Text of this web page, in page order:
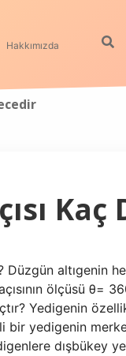
Hakkımızda
Kaç
altıgenin
ölçüsü θ=
Yedigenin
bir yedigenin
dışbükey